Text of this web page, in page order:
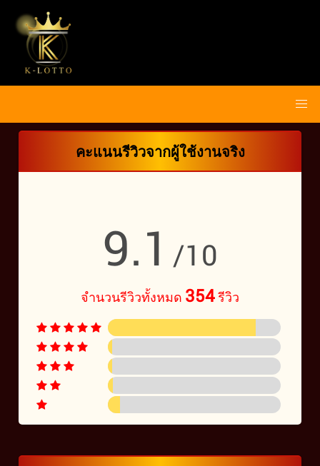
คะแนนรีวิวจากผู้ใช้งานจริง
9.1 /10
จำนวนรีวิวทั้งหมด 354รีวิว